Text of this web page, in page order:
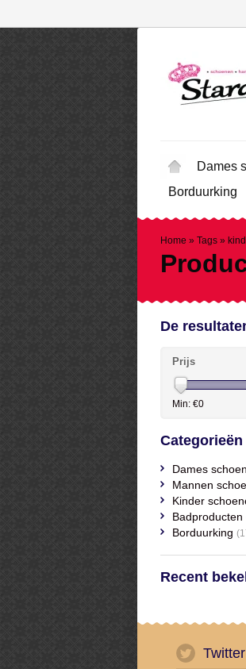
Dames
Borduurking
Home » Tags »
De
Prijs
Min: €0
Categorieën
Dames
Mannen
Kinder
Badproducten
Borduurking
Recent
Twitter